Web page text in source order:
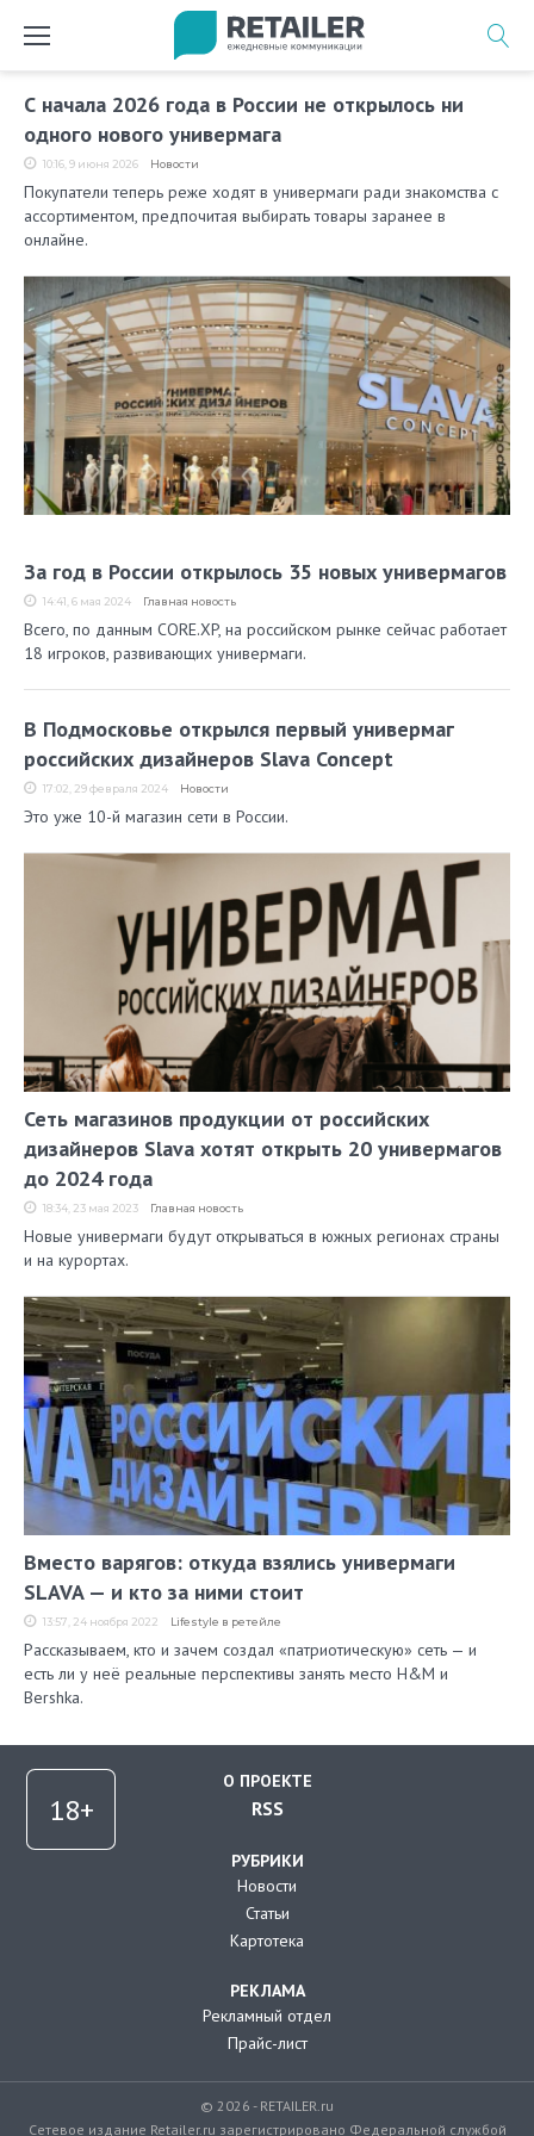
Метка:
универмаги
слава
С начала 2026 года в России не открылось ни
одного нового универмага
10:16, 9 июня 2026 Новости
Покупатели теперь реже ходят в универмаги ради знакомства с
ассортиментом, предпочитая выбирать товары заранее в
онлайне.
За год в России открылось 35 новых универмагов
14:41, 6 мая 2024 Главная новость
Всего, по данным CORE.XP, на российском рынке сейчас работает
18 игроков, развивающих универмаги.
В Подмосковье открылся первый универмаг
российских дизайнеров Slava Concept
17:02, 29 февраля 2024 Новости
Это уже 10-й магазин сети в России.
Сеть магазинов продукции от российских
дизайнеров Slava хотят открыть 20 универмагов
до 2024 года
18:34, 23 мая 2023 Главная новость
Новые универмаги будут открываться в южных регионах страны
и на курортах.
Вместо варягов: откуда взялись универмаги
SLAVA — и кто за ними стоит
13:57, 24 ноября 2022 Lifestyle в ретейле
Рассказываем, кто и зачем создал «патриотическую» сеть — и
есть ли у неё реальные перспективы занять место H&M и
Bershka.
О ПРОЕКТЕ
RSS
РУБРИКИ
Новости
Статьи
Картотека
РЕКЛАМА
Рекламный отдел
Прайс-лист
© 2026 - RETAILER.ru
Сетевое издание Retailer.ru зарегистрировано Федеральной службой